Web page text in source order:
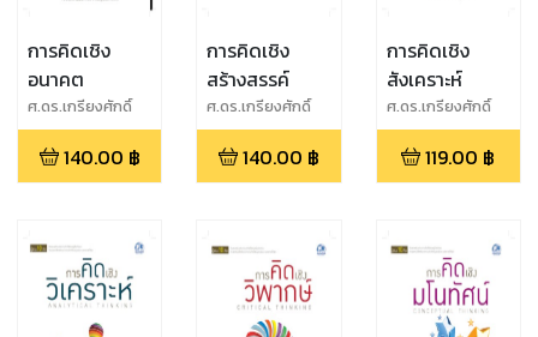
การคิดเชิง
อนาคต
ศ.ดร.เกรียงศักดิ์
เจริญวงศ์ศักดิ์
140.00 ฿
การคิดเชิง
สร้างสรรค์
ศ.ดร.เกรียงศักดิ์
เจริญวงศ์ศักดิ์
140.00 ฿
การคิดเชิง
สังเคราะห์
ศ.ดร.เกรียงศักดิ์
เจริญวงศ์ศักดิ์
119.00 ฿